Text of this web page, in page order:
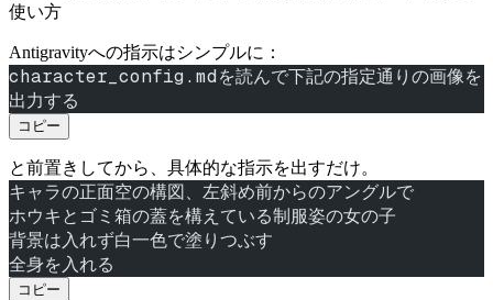
使い方
Antigravityへの指示はシンプルに：
character_config.mdを読んで下記の指定通りの画像を
出力する
コピー
と前置きしてから、具体的な指示を出すだけ。
キャラの正面空の構図、左斜め前からのアングルで
ホウキとゴミ箱の蓋を構えている制服姿の女の子
背景は入れず白一色で塗りつぶす
全身を入れる
コピー